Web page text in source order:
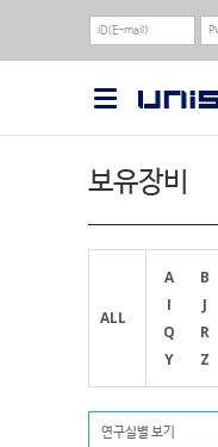
보유장비
ALL
A B
I
J
Q
R
Y
Z
연구실별 보기